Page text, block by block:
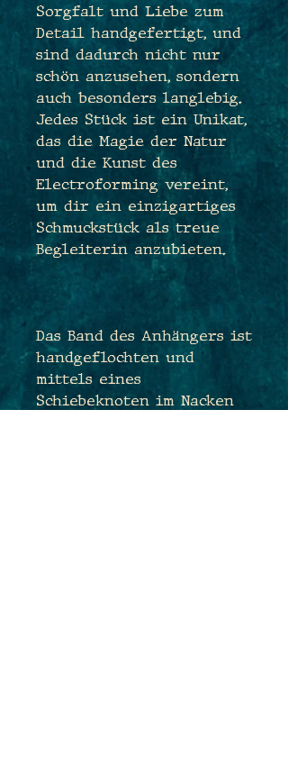
Sorgfalt und Liebe zum
Detail handgefertigt, und
sind dadurch nicht nur
schön anzusehen, sondern
auch besonders langlebig.
Jedes Stück ist ein Unikat,
das die Magie der Natur
und die Kunst des
Electroforming vereint,
um dir ein einzigartiges
Schmuckstück als treue
Begleiterin anzubieten.
Das Band des Anhängers ist
handgeflochten und
mittels eines
Schiebeknoten im Nacken